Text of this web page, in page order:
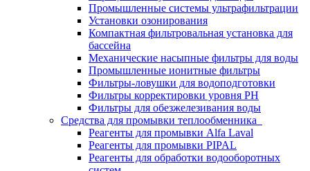
Промышленные системы ультрафильтрации
Установки озонирования
Компактная фильтровальная установка для
бассейна
Механические насыпные фильтры для воды
Промышленные ионитные фильтры
Фильтры-ловушки для водоподготовки
Фильтры корректировки уровня PH
Фильтры для обезжелезивания воды
Средства для промывки теплообменника
Реагенты для промывки Alfa Laval
Реагенты для промывки PIPAL
Реагенты для обработки водооборотных